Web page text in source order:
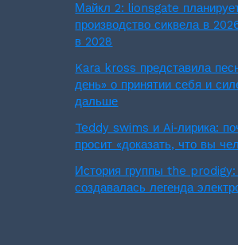
Майкл 2: lionsgate
производство сиквела в
в 2028
Kara kross представила
день» о принятии себя и
дальше
Teddy swims и Ai‑лирика:
просит «доказать, что вы
История группы the prodigy:
создавалась легенда